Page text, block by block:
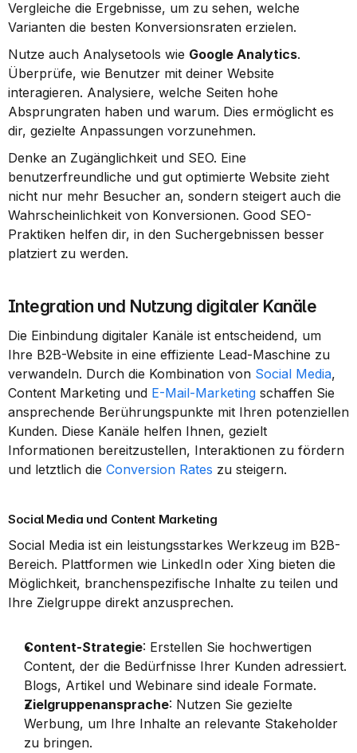
Vergleiche die Ergebnisse, um zu sehen, welche
Varianten die besten Konversionsraten erzielen.
Nutze auch Analysetools wie Google Analytics.
Überprüfe, wie Benutzer mit deiner Website
interagieren. Analysiere, welche Seiten hohe
Absprungraten haben und warum. Dies ermöglicht es
dir, gezielte Anpassungen vorzunehmen.
Denke an Zugänglichkeit und SEO. Eine
benutzerfreundliche und gut optimierte Website zieht
nicht nur mehr Besucher an, sondern steigert auch die
Wahrscheinlichkeit von Konversionen. Good SEO-
Praktiken helfen dir, in den Suchergebnissen besser
platziert zu werden.
Integration und Nutzung digitaler Kanäle
Die Einbindung digitaler Kanäle ist entscheidend, um
Ihre B2B-Website in eine effiziente Lead-Maschine zu
verwandeln. Durch die Kombination von Social Media,
Content Marketing und E-Mail-Marketing schaffen Sie
ansprechende Berührungspunkte mit Ihren potenziellen
Kunden. Diese Kanäle helfen Ihnen, gezielt
Informationen bereitzustellen, Interaktionen zu fördern
und letztlich die Conversion Rates zu steigern.
Social Media und Content Marketing
Social Media ist ein leistungsstarkes Werkzeug im B2B-
Bereich. Plattformen wie LinkedIn oder Xing bieten die
Möglichkeit, branchenspezifische Inhalte zu teilen und
Ihre Zielgruppe direkt anzusprechen.
Content-Strategie: Erstellen Sie hochwertigen
Content, der die Bedürfnisse Ihrer Kunden adressiert.
Blogs, Artikel und Webinare sind ideale Formate.
Zielgruppenansprache: Nutzen Sie gezielte
Werbung, um Ihre Inhalte an relevante Stakeholder
zu bringen.